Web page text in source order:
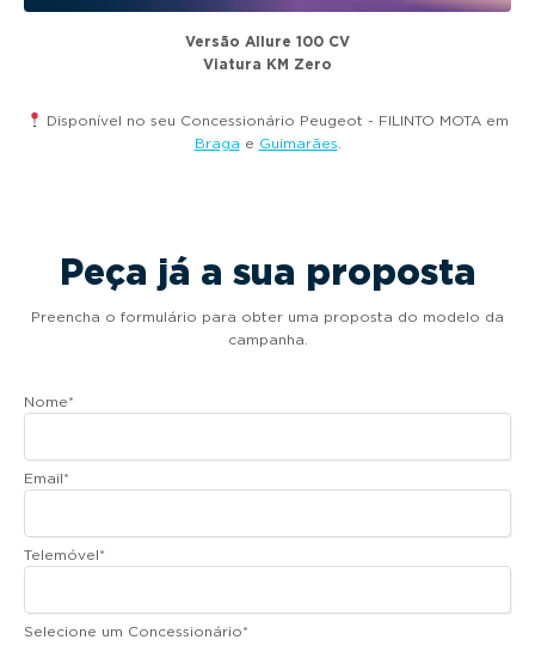
Versão Allure 100 CV
Viatura KM Zero
Disponível no seu Concessionário Peugeot - FILINTO MOTA em
Braga e Guimarães.
Peça já a sua proposta
Preencha o formulário para obter uma proposta do modelo da
campanha.
Nome*
Email*
Telemóvel*
Selecione um Concessionário*